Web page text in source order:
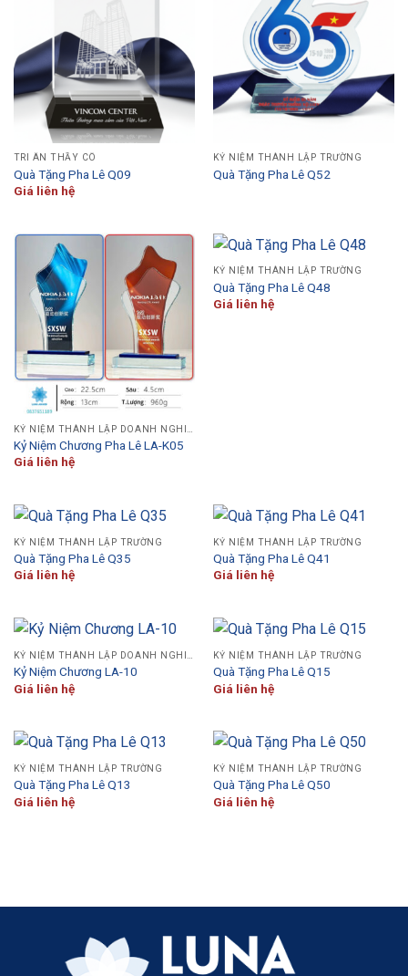
TRI ÂN THẦY CÔ
Quà Tặng Pha Lê Q09
Giá liên hệ
KỶ NIỆM THÀNH LẬP TRƯỜNG
Quà Tặng Pha Lê Q52
Kỷ Niệm Chương Pha Lê LA-K05
Giá liên hệ
KỶ NIỆM THÀNH LẬP TRƯỜNG
Quà Tặng Pha Lê Q48
Giá liên hệ
KỶ NIỆM THÀNH LẬP TRƯỜNG
Quà Tặng Pha Lê Q35
Giá liên hệ
KỶ NIỆM THÀNH LẬP TRƯỜNG
Quà Tặng Pha Lê Q41
Giá liên hệ
Kỷ Niệm Chương LA-10
Giá liên hệ
KỶ NIỆM THÀNH LẬP TRƯỜNG
Quà Tặng Pha Lê Q15
Giá liên hệ
KỶ NIỆM THÀNH LẬP TRƯỜNG
Quà Tặng Pha Lê Q13
Giá liên hệ
KỶ NIỆM THÀNH LẬP TRƯỜNG
Quà Tặng Pha Lê Q50
Giá liên hệ